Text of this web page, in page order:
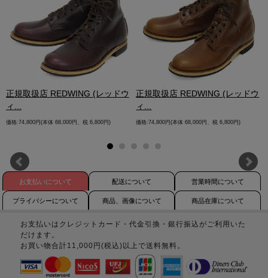
正規取扱店 REDWING (レッドウ
ィ...
価格:74,800円(本体 68,000円、税 6,800円)
正規取扱店 REDWING (レッドウ
ィ...
価格:74,800円(本体 68,000円、税 6,800円)
お支払いについて 配送について 営業時間について
プライバシーについて 商品、画像について 商品在庫について
お支払いはクレジットカード・代金引換・銀行振込がご利用いた
だけます。
お買い物合計11,000円(税込)以上で送料無料。